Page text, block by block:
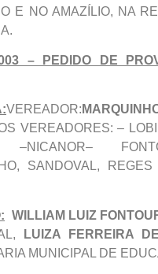
E NO AMAZÍLIO, NA
– PEDIDO DE
VEREADOR:
VEREADORES: –
–NICANOR–
SANDOVAL,
WILLIAM LUIZ
LUIZA FERREIRA
MUNICIPAL DE